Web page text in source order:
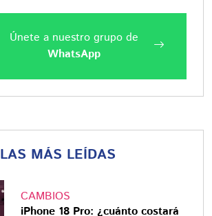
Únete a nuestro grupo de
WhatsApp
LAS MÁS LEÍDAS
CAMBIOS
iPhone 18 Pro: ¿cuánto costará